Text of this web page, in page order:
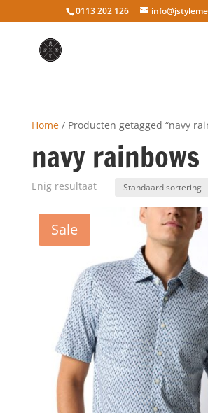
0113 202 126
Home/ Producten getagged “navy
navy rainbows
Enig resultaat
Sale